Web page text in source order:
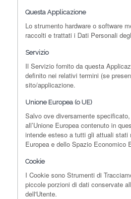
Questa Applicazione
Lo strumento hardware o software
raccolti e trattati i Dati Personali
Servizio
Il Servizio fornito da questa
definito nei relativi termini (se
sito/applicazione.
Unione Europea (o UE)
Salvo ove diversamente
all’Unione Europea contenuto in
intende esteso a tutti gli attuali stati
Europea e dello Spazio Economico
Cookie
I Cookie sono Strumenti di
piccole porzioni di dati conservate
dell'Utente.